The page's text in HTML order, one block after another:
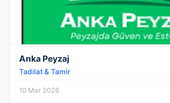
Anka Peyzaj
Tadilat & Tamir
10 Mar 2026